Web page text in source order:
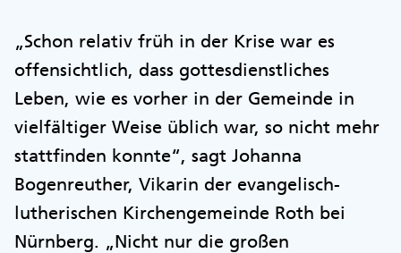
„Schon relativ früh in der Krise war es
offensichtlich, dass gottesdienstliches
Leben, wie es vorher in der Gemeinde in
vielfältiger Weise üblich war, so nicht mehr
stattfinden konnte“, sagt Johanna
Bogenreuther, Vikarin der evangelisch-
lutherischen Kirchengemeinde Roth bei
Nürnberg. „Nicht nur die großen